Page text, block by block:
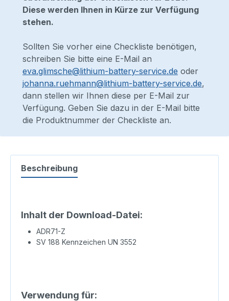
Diese werden Ihnen in Kürze zur Verfügung
stehen.
Sollten Sie vorher eine Checkliste benötigen,
schreiben Sie bitte eine E-Mail an
eva.glimsche@lithium-battery-service.de oder
johanna.ruehmann@lithium-battery-service.de,
dann stellen wir Ihnen diese per E-Mail zur
Verfügung. Geben Sie dazu in der E-Mail bitte
die Produktnummer der Checkliste an.
Beschreibung
Inhalt der Download-Datei:
ADR71-Z
SV 188 Kennzeichen UN 3552
Verwendung für: